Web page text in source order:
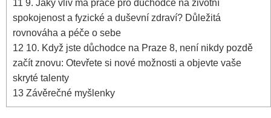
11 9. Jaký vliv má práce pro důchodce na životní
spokojenost a fyzické a duševní zdraví? Důležitá
rovnováha a péče o sebe
12 10. Když jste důchodce na Praze 8, není nikdy pozdě
začít znovu: Otevřete si nové možnosti a objevte vaše
skryté talenty
13 Závěrečné myšlenky